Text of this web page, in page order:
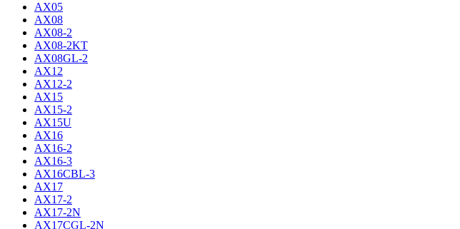
AX05
AX08
AX08-2
AX08-2KT
AX08GL-2
AX12
AX12-2
AX15
AX15-2
AX15U
AX16
AX16-2
AX16-3
AX16CBL-3
AX17
AX17-2
AX17-2N
AX17CGL-2N